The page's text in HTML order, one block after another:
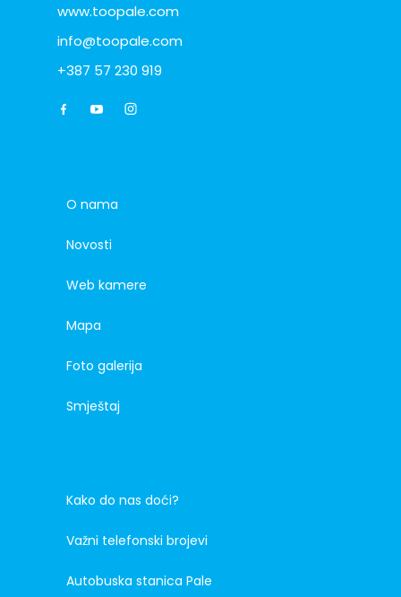
www.toopale.com
info@toopale.com
+387 57 230 919
O nama
Novosti
Web kamere
Mapa
Foto galerija
Smještaj
Kako do nas doći?
Važni telefonski brojevi
Autobuska stanica Pale